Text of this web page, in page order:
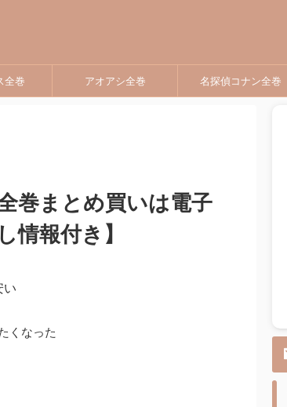
全巻 アオアシ全巻 名探偵コナン全巻
巻まとめ買いは電子
情報付き】
くなった